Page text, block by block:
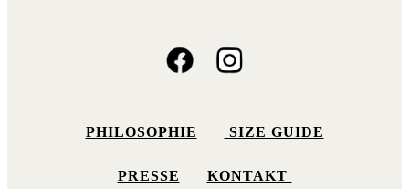
PHILOSOPHIE SIZE GUIDE
PRESSE KONTAKT